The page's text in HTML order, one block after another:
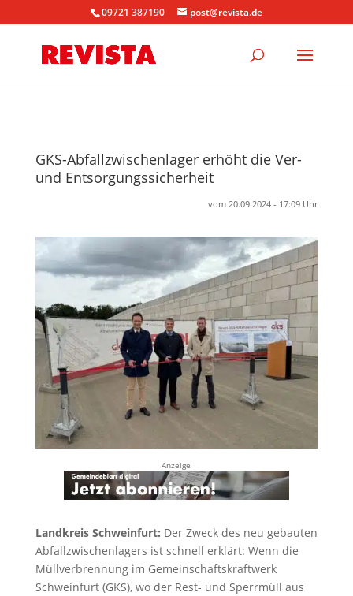
09721 387190 post@revista.de
GKS-Abfallzwischenlager erhöht die Ver-
und Entsorgungssicherheit
vom 20.09.2024 - 17:09 Uhr
Anzeige
Landkreis Schweinfurt: Der Zweck des neu gebauten
Abfallzwischenlagers ist schnell erklärt: Wenn die
Müllverbrennung im Gemeinschaftskraftwerk
Schweinfurt (GKS), wo der Rest- und Sperrmüll aus